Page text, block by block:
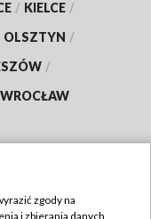
/ KIELCE /
OLSZTYN /
/
WROCŁAW
zgody na
i zbierania danych,